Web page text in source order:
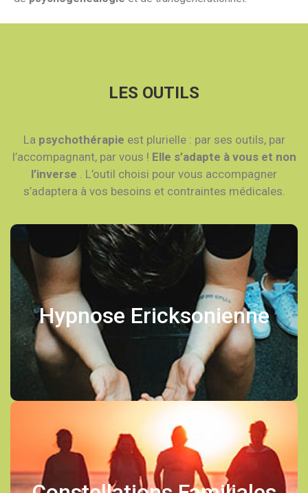
LES OUTILS
La psychothérapie est plurielle : par ses outils, par
l’accompagnant, par vous ! Elle s’adapte à vous et non
l’inverse . L’outil choisi pour vous accompagner
s’adaptera à vos besoins et contraintes médicales.
Hypnose Ericksonienne
Hypnose Ericksonienne
En savoir plus
Constellation Familiales